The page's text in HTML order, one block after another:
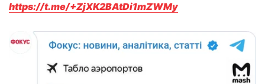
https://t.me/+ZjXK2BAtDi1mZWMy